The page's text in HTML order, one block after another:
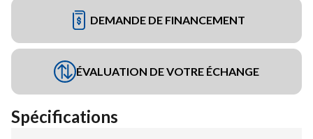
DEMANDE DE FINANCEMENT
ÉVALUATION DE VOTRE ÉCHANGE
Spécifications